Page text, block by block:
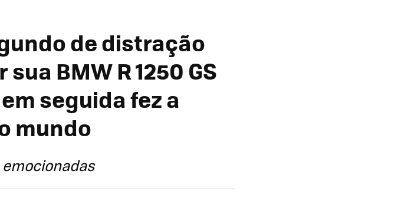
de distração
BMW R 1250 GS
seguida fez a
mundo